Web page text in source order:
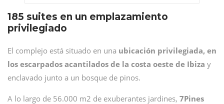
185 suites en un emplazamiento
privilegiado
El complejo está situado en una ubicación privilegiada, en
los escarpados acantilados de la costa oeste de Ibiza y
enclavado junto a un bosque de pinos.
A lo largo de 56.000 m2 de exuberantes jardines, 7Pines